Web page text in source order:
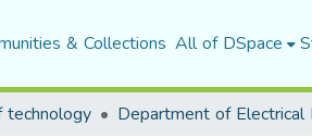
& Collections All of DSpace
technology